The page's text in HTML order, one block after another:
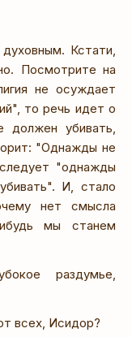
Кстати,
Посмотрите на
не осуждает
то речь идет о
убивать,
"Однажды не
"однажды
И, стало
нет смысла
мы станем
раздумье,
всех, Исидор?